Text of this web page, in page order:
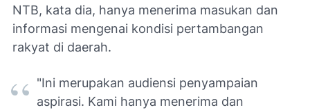
NTB, kata dia, hanya menerima masukan dan
informasi mengenai kondisi pertambangan
rakyat di daerah.
"Ini merupakan audiensi penyampaian
aspirasi. Kami hanya menerima dan